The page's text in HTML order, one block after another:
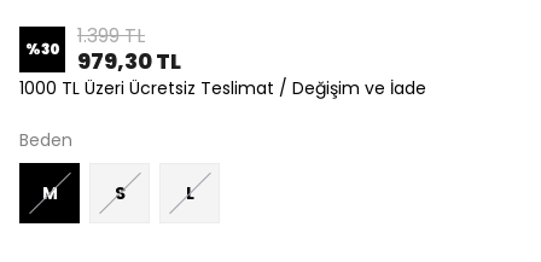
%30 1.399 TL
979,30 TL
1000 TL Üzeri Ücretsiz Teslimat / Değişim ve İade
Beden
M S L